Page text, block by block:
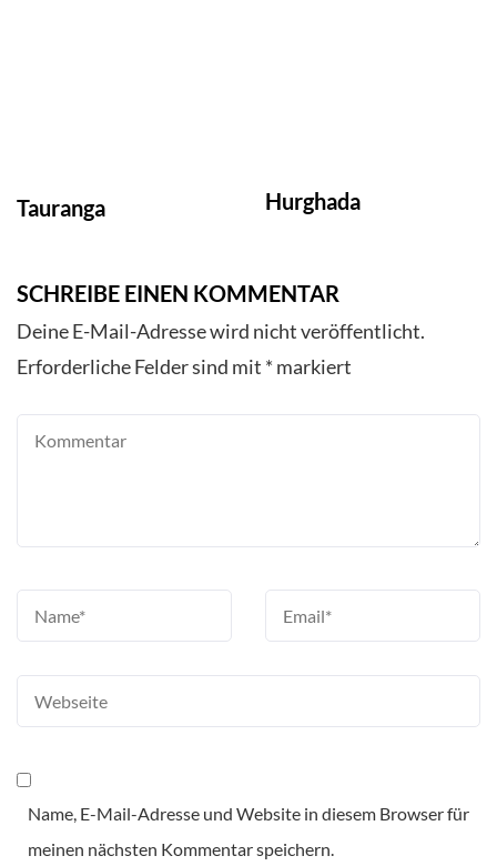
Tauranga Hurghada
SCHREIBE EINEN KOMMENTAR
Deine E-Mail-Adresse wird nicht veröffentlicht.
Erforderliche Felder sind mit * markiert
Name, E-Mail-Adresse und Website in diesem Browser für
meinen nächsten Kommentar speichern.